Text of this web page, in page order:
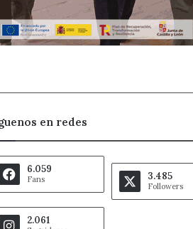
en redes
6.059
Fans 3.485
Followers
2.061